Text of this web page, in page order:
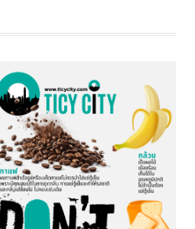
CHANGE” นิทรรศการ
อย่างยั่งยืน